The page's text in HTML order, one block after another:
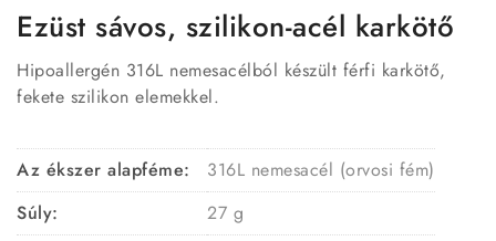
Ezüst sávos, szilikon-acél karkötő
Hipoallergén 316L nemesacélból készült férfi karkötő,
fekete szilikon elemekkel.
Az ékszer alapféme:
316L nemesacél (orvosi fém)
Súly:
27 g